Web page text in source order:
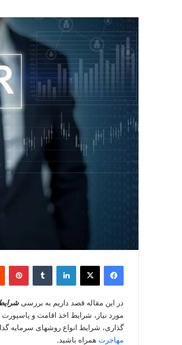
فیس بوک X لینکدین ‫تامبلر
در این مقاله قصد داریم به بررسی
مورد نیاز، شرایط اخذ اقامت و
گذاری، شرایط انواع روشهای سرمایه
مهاجرت همراه باشید.